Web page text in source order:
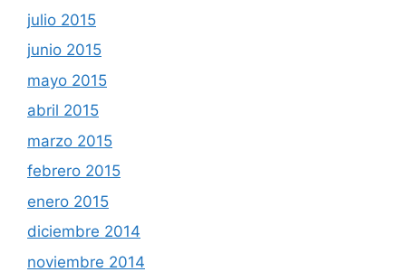
julio 2015
junio 2015
mayo 2015
abril 2015
marzo 2015
febrero 2015
enero 2015
diciembre 2014
noviembre 2014